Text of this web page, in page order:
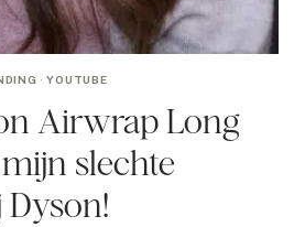
·YOUTUBE
Airwrap Long
slechte